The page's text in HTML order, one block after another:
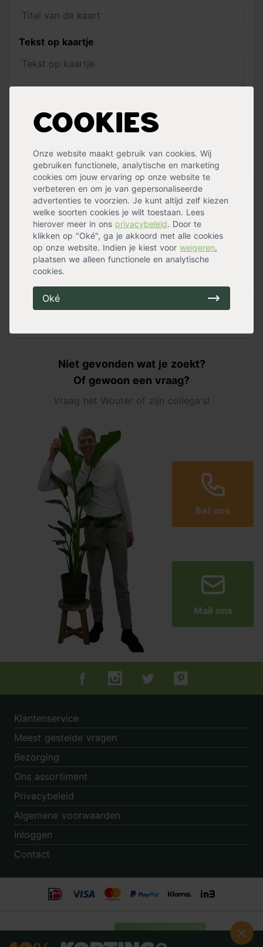
Cookies
Onze website maakt gebruik van cookies. Wij
gebruiken functionele, analytische en marketing
cookies om jouw ervaring op onze website te
verbeteren en om je van gepersonaliseerde
advertenties te voorzien. Je kunt altijd zelf kiezen
welke soorten cookies je wilt toestaan. Lees
hierover meer in ons privacybeleid. Door te
klikken op "Oké", ga je akkoord met alle cookies
op onze website. Indien je kiest voor weigeren,
plaatsen we alleen functionele en analytische
cookies.
Oké
Tekst op kaartje
2,99 In winkelwagen
Totaal: 2,99 Verzending binnen 0-2 werkdagen
Maak jouw Moederdag cadeau van Tuincentrum.nl
compleet met dit kaartje. Let op: deze kaart kan
maximaal 250 tekens bevatten.
Zet jouw moeder in het zonnetje voor Moederdag met
een kaartje met een persoonlijke tekst in A6 formaat!
Specificaties
Niet gevonden wat je zoekt?
Of gewoon een vraag?
Vraag het Wouter of zijn collega's!
Bel ons
Mail ons
Tuincentrum.nl op Facebook
Tuincentrum.nl op Instagram
Tuincentrum.nl op Twitter
Tuincentrum.nl op
Klantenservice
Meest gestelde vragen
Bezorging
Ons assortiment
Privacybeleid
Algemene voorwaarden
Inloggen
Contact